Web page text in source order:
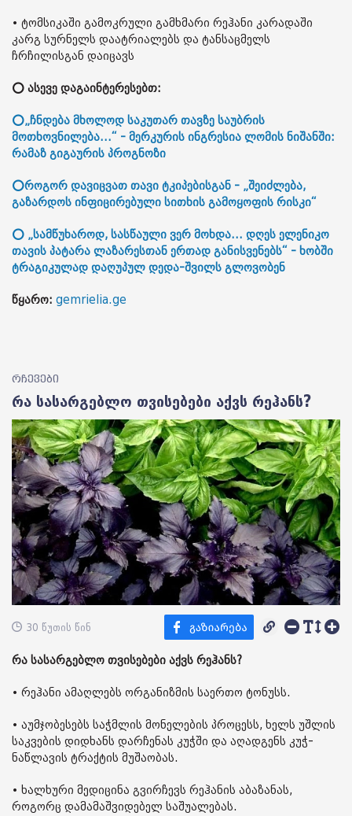
• ტომსიკაში გამოკრული გამხმარი რეჰანი კარადაში
კარგ სურნელს დაატრიალებს და ტანსაცმელს
ჩრჩილისგან დაიცავს
⭕ ასევე დაგაინტერესებთ:
⭕„ჩნდება მხოლოდ საკუთარ თავზე საუბრის
მოთხოვნილება...“ - მერკურის ინგრესია ლომის ნიშანში:
რამაზ გიგაურის პროგნოზი
⭕როგორ დავიცვათ თავი ტკიპებისგან - „შეიძლება,
გაზარდოს ინფიცირებული სითხის გამოყოფის რისკი“
⭕ „სამწუხაროდ, სასწაული ვერ მოხდა... დღეს ელენიკო
თავის პატარა ლაზარესთან ერთად განისვენებს“ - ხობში
ტრაგიკულად დაღუპულ დედა-შვილს გლოვობენ
წყარო: gemrielia.ge
რჩევები
რა სასარგებლო თვისებები აქვს რეჰანს?
30 წუთის წინ
რა სასარგებლო თვისებები აქვს რეჰანს?
• რეჰანი ამაღლებს ორგანიზმის საერთო ტონუსს.
• აუმჯობესებს საჭმლის მონელების პროცესს, ხელს უშლის
საკვების დიდხანს დარჩენას კუჭში და აღადგენს კუჭ-
ნაწლავის ტრაქტის მუშაობას.
• ხალხური მედიცინა გვირჩევს რეჰანის აბაზანას,
როგორც დამამაშვიდებელ საშუალებას.